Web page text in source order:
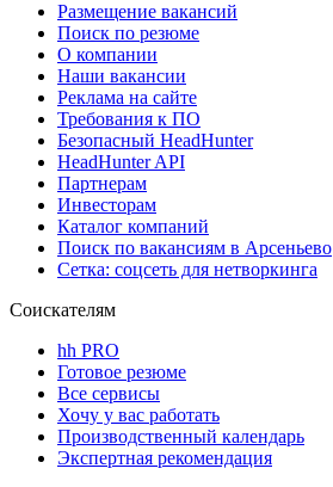
Размещение вакансий
Поиск по резюме
О компании
Наши вакансии
Реклама на сайте
Требования к ПО
Безопасный HeadHunter
HeadHunter API
Партнерам
Инвесторам
Каталог компаний
Поиск по вакансиям в Арсеньево
Сетка: соцсеть для нетворкинга
Соискателям
hh PRO
Готовое резюме
Все сервисы
Хочу у вас работать
Производственный календарь
Экспертная рекомендация